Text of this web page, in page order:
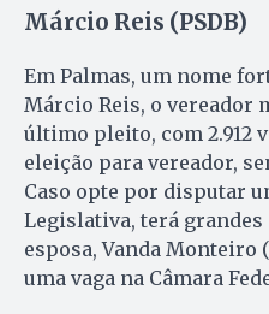
Márcio Reis (PSDB)
Em Palmas, um nome
Márcio Reis, o vereador
último pleito, com 2.912
eleição para vereador,
Caso opte por disputar
Legislativa, terá grandes
esposa, Vanda Monteiro
uma vaga na Câmara